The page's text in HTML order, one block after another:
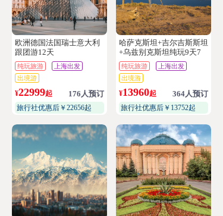
欧洲德国法国瑞士意大利
跟团游12天
纯玩旅游
上海出发
出境游
¥22999起 176人预订
旅行社优惠后￥22656起
哈萨克斯坦+吉尔吉斯斯坦
+乌兹别克斯坦纯玩9天7
晚全国出发--中亚三国
纯玩旅游
上海出发
出境游
¥13960起 364人预订
旅行社优惠后￥13752起